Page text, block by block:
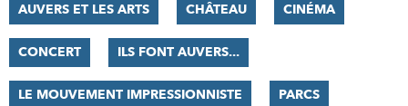
AUVERS ET LES ARTS CHÂTEAU CINÉMA
CONCERT ILS FONT AUVERS...
LE MOUVEMENT IMPRESSIONNISTE PARCS